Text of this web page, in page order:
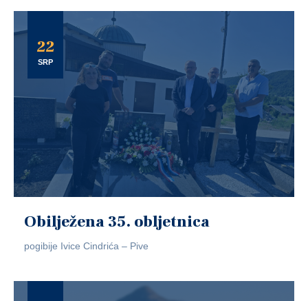
22
SRP
Obilježena 35. obljetnica
pogibije Ivice Cindrića – Pive